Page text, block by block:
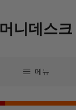
머니데스크
메뉴